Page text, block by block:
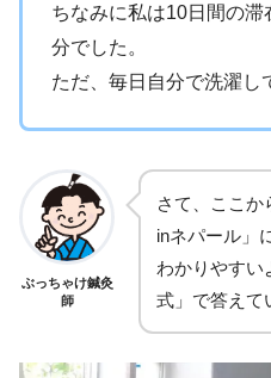
ちなみに私は10日間の滞
分でした。
ただ、毎日自分で洗濯し
ぶっちゃけ鍼灸
師
さて、ここか
inネパール」
わかりやすい
式」で答えて